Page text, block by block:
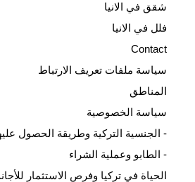
شقق في الانيا
فلل في الانيا
Contact
سياسة ملفات تعريف الارتباط
المناطق
سياسة الخصوصية
- الجنسية التركية وطريقة الحصول
- الطابو وعملية الشراء
الحياة في تركيا وفرص الاستثمار